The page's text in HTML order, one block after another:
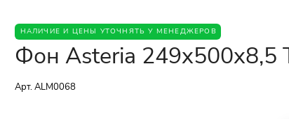
НАЛИЧИЕ И ЦЕНЫ УТОЧНЯТЬ У МЕНЕДЖЕРОВ
Фон Asteria 249x500x8,5
Арт.ALM0068